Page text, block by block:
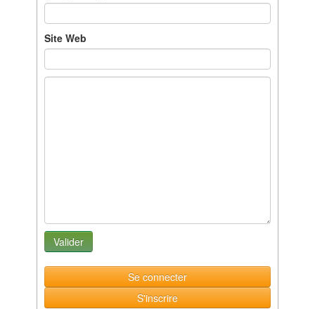
Site Web
Se connecter
S'inscrire